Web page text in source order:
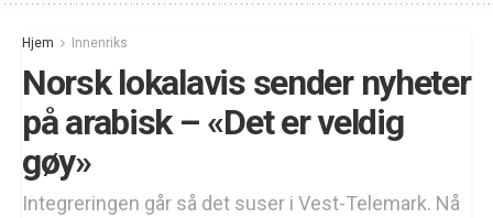
Hjem Innenriks
Norsk lokalavis sender nyheter
på arabisk – «Det er veldig
gøy»
Integreringen går så det suser i Vest-Telemark. Nå